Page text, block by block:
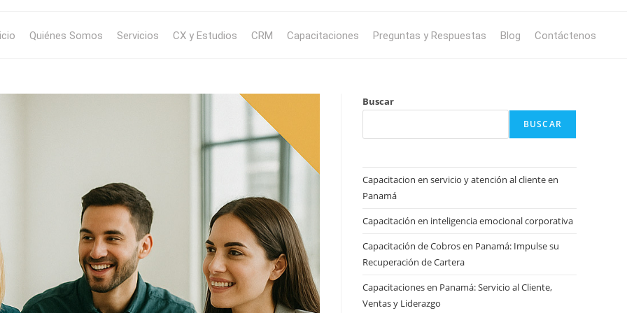
Quiénes Somos Servicios CX y Estudios CRM Capacitaciones Preguntas y Respuestas Blog Contáctenos
Buscar
BUSCAR
Capacitacion en servicio y atención al cliente en
Panamá
Capacitación en inteligencia emocional corporativa
Capacitación de Cobros en Panamá: Impulse su
Recuperación de Cartera
Capacitaciones en Panamá: Servicio al Cliente,
Ventas y Liderazgo